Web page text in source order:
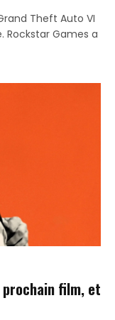
Theft Auto VI
Games a
film, et